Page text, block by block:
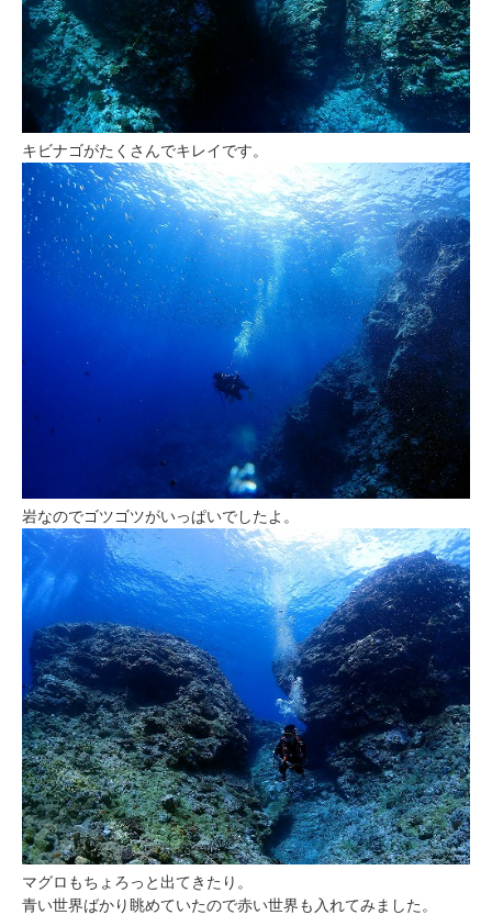
キビナゴがたくさんでキレイです。
岩なのでゴツゴツがいっぱいでしたよ。
マグロもちょろっと出てきたり。
青い世界ばかり眺めていたので赤い世界も入れてみました。